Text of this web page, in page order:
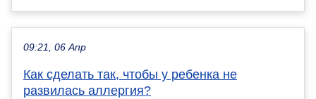
09:21, 06 Апр
Как сделать так, чтобы у ребенка не
развилась аллергия?